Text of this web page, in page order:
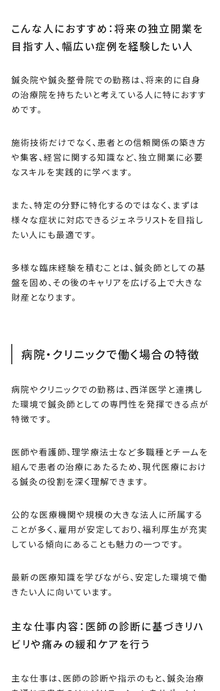
こんな人におすすめ：将来の独立開業を
目指す人、幅広い症例を経験したい人
鍼灸院や鍼灸整骨院での勤務は、将来的に自身
の治療院を持ちたいと考えている人に特におすす
めです。
施術技術だけでなく、患者との信頼関係の築き方
や集客、経営に関する知識など、独立開業に必要
なスキルを実践的に学べます。
また、特定の分野に特化するのではなく、まずは
様々な症状に対応できるジェネラリストを目指し
たい人にも最適です。
多様な臨床経験を積むことは、鍼灸師としての基
盤を固め、その後のキャリアを広げる上で大きな
財産となります。
病院・クリニックで働く場合の特徴
病院やクリニックでの勤務は、西洋医学と連携し
た環境で鍼灸師としての専門性を発揮できる点が
特徴です。
医師や看護師、理学療法士など多職種とチームを
組んで患者の治療にあたるため、現代医療におけ
る鍼灸の役割を深く理解できます。
公的な医療機関や規模の大きな法人に所属する
ことが多く、雇用が安定しており、福利厚生が充実
している傾向にあることも魅力の一つです。
最新の医療知識を学びながら、安定した環境で働
きたい人に向いています。
主な仕事内容：医師の診断に基づきリハ
ビリや痛みの緩和ケアを行う
主な仕事は、医師の診断や指示のもと、鍼灸治療